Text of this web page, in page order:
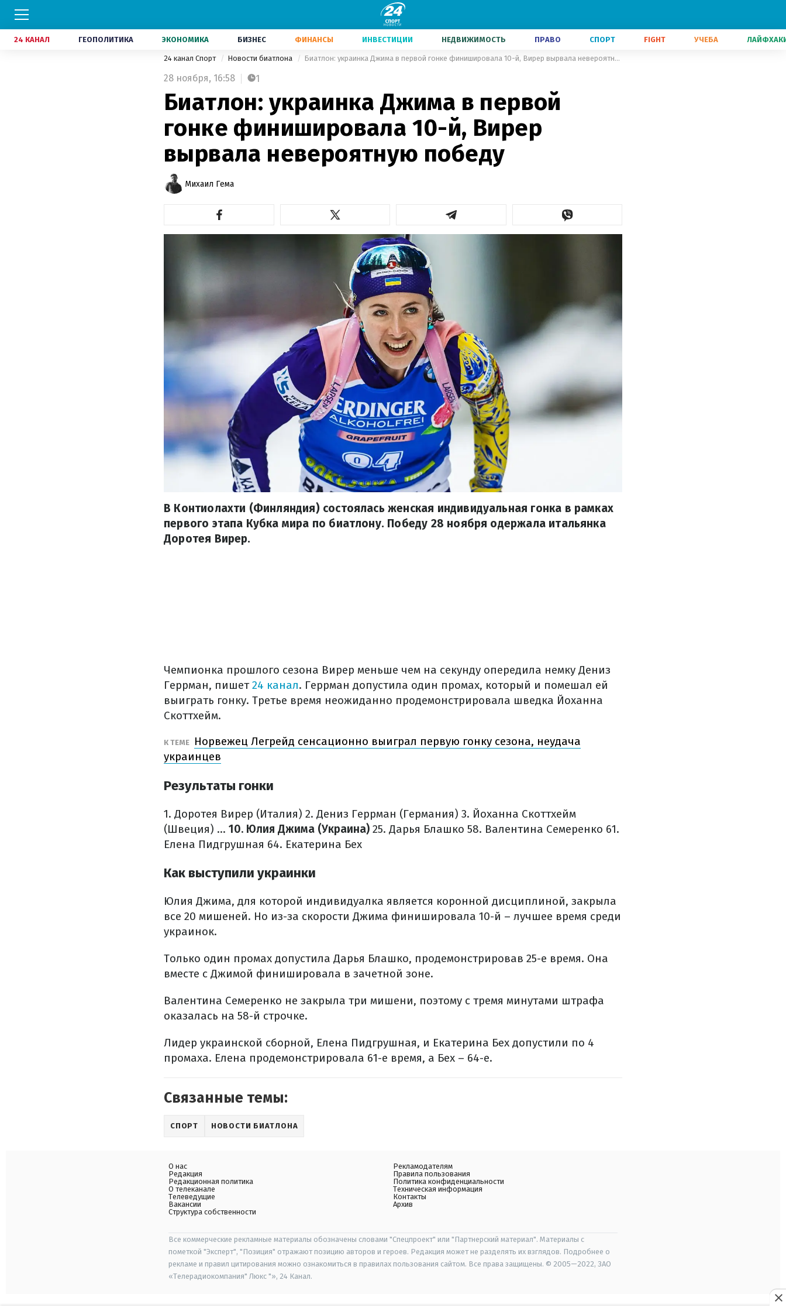
24 КАНАЛ ГЕОПОЛИТИКА ЭКОНОМИКА БИЗНЕС ФИНАНСЫ ИНВЕСТИЦИИ НЕДВИЖИМОСТЬ ПРАВО СПОРТ FIGHT УЧЕБА
24 канал Спорт Новости биатлона Биатлон: украинка Джима в первой гонке финишировала 10-й, Вирер вырвала невероятную победу
28 ноября, 16:58 1
Биатлон: украинка Джима в первой
гонке финишировала 10-й, Вирер
вырвала невероятную победу
Михаил Гема
В Контиолахти (Финляндия) состоялась женская индивидуальная гонка в рамках
первого этапа Кубка мира по биатлону. Победу 28 ноября одержала итальянка
Доротея Вирер.
Чемпионка прошлого сезона Вирер меньше чем на секунду опередила немку Дениз
Геррман, пишет24 канал. Геррман допустила один промах, который и помешал ей
выиграть гонку. Третье время неожиданно продемонстрировала шведка Йоханна
Скоттхейм.
К ТЕМЕ
Норвежец Легрейд сенсационно выиграл первую гонку сезона, неудача
украинцев
Результаты гонки
1. Доротея Вирер (Италия) 2. Дениз Геррман (Германия) 3. Йоханна Скоттхейм
(Швеция) … 10. Юлия Джима (Украина) 25. Дарья Блашко 58. Валентина Семеренко 61.
Елена Пидгрушная 64. Екатерина Бех
Как выступили украинки
Юлия Джима, для которой индивидуалка является коронной дисциплиной, закрыла
все 20 мишеней. Но из-за скорости Джима финишировала 10-й – лучшее время среди
украинок.
Только один промах допустила Дарья Блашко, продемонстрировав 25-е время. Она
вместе с Джимой финишировала в зачетной зоне.
Валентина Семеренко не закрыла три мишени, поэтому с тремя минутами штрафа
оказалась на 58-й строчке.
Лидер украинской сборной, Елена Пидгрушная, и Екатерина Бех допустили по 4
промаха. Елена продемонстрировала 61-е время, а Бех – 64-е.
Связанные темы:
СПОРТ НОВОСТИ БИАТЛОНА
О нас
Редакция
Редакционная политика
О телеканале
Телеведущие
Вакансии
Структура собственности
Рекламодателям
Правила пользования
Политика конфиденциальности
Техническая информация
Контакты
Архив
Все коммерческие рекламные материалы обозначены словами "Спецпроект" или "Партнерский материал". Материалы с
пометкой "Эксперт", "Позиция" отражают позицию авторов и героев. Редакция может не разделять их взглядов. Подробнее о
рекламе и правил цитирования можно ознакомиться в правилах пользования сайтом. Все права защищены. © 2005—2022, ЗАО
«Телерадиокомпания" Люкс "», 24 Канал.